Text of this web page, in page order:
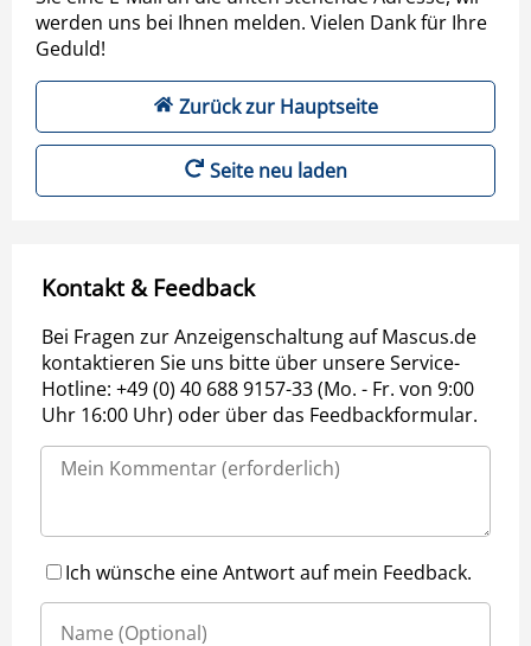
werden uns bei Ihnen melden. Vielen Dank für Ihre
Geduld!
Zurück zur Hauptseite
Seite neu laden
Kontakt & Feedback
Bei Fragen zur Anzeigenschaltung auf Mascus.de
kontaktieren Sie uns bitte über unsere Service-
Hotline: +49 (0) 40 688 9157-33 (Mo. - Fr. von 9:00
Uhr 16:00 Uhr) oder über das Feedbackformular.
Ich wünsche eine Antwort auf mein Feedback.